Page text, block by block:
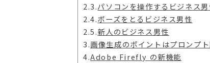
2.3.パソコンを操作するビジネス
2.4.ポーズをとるビジネス男性
2.5.新人のビジネス男性
3.画像生成のポイントはプロンプ
4.Adobe Firefly の新機能